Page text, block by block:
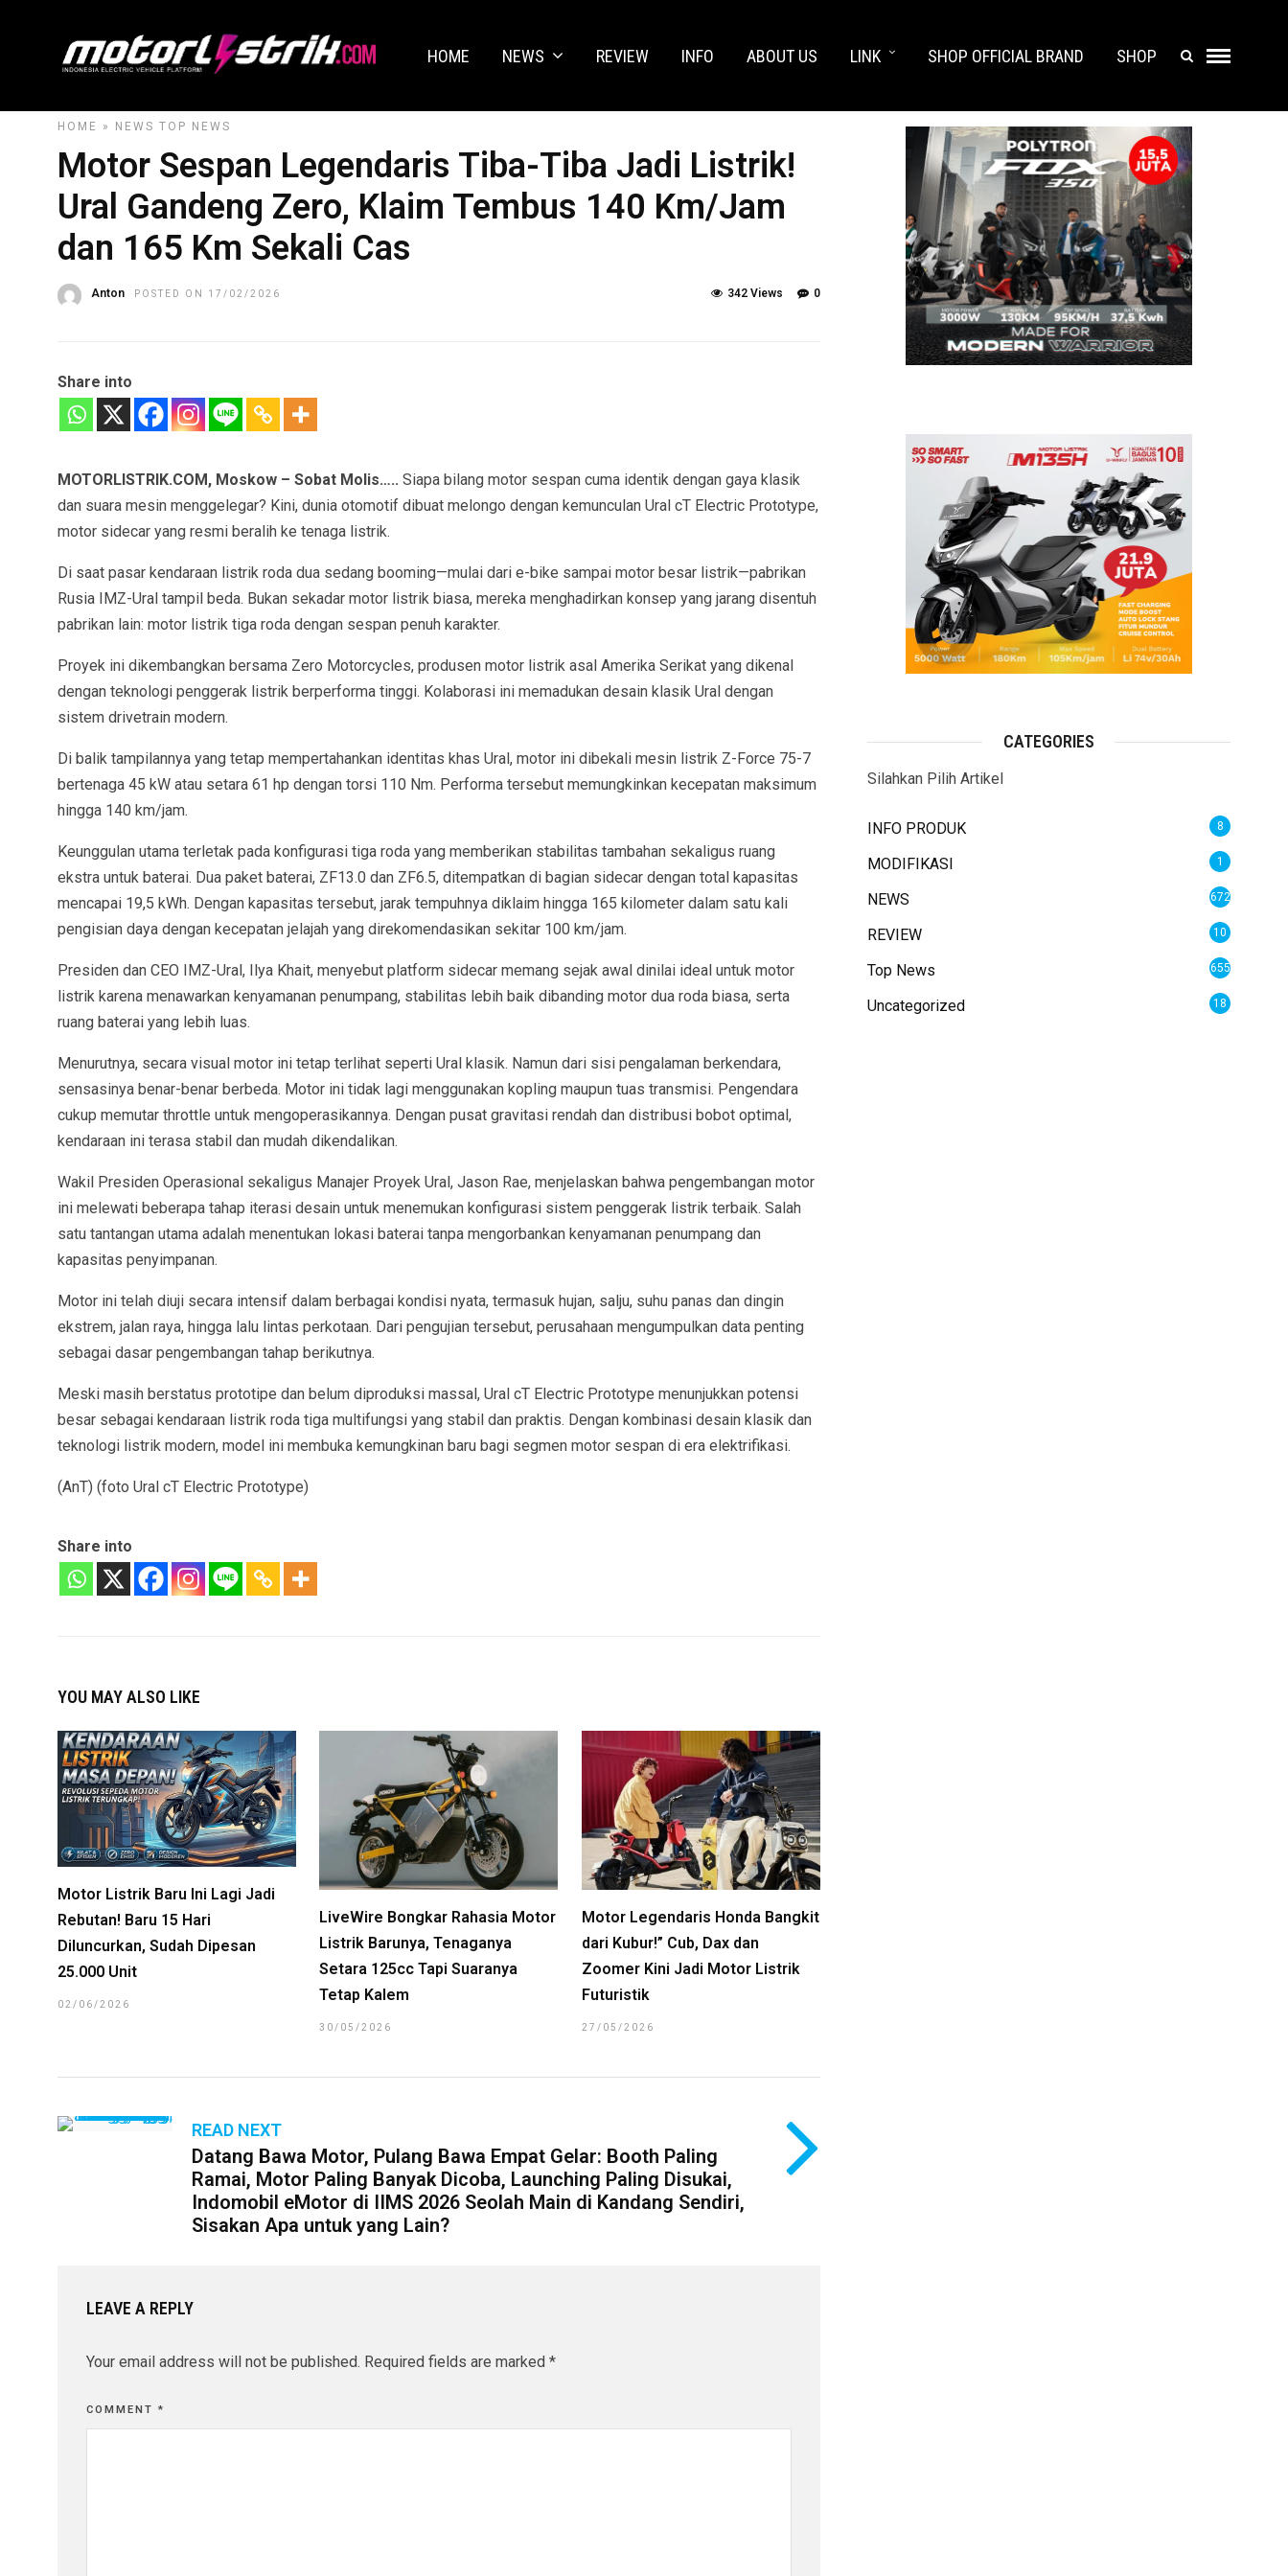
HOME NEWS REVIEW INFO ABOUT US LINK SHOP OFFICIAL BRAND SHOP
HOME » NEWS TOP NEWS
Motor Sespan Legendaris Tiba-Tiba Jadi Listrik!
Ural Gandeng Zero, Klaim Tembus 140 Km/Jam
dan 165 Km Sekali Cas
Anton POSTED ON 17/02/2026 0
342 Views
Share into
MOTORLISTRIK.COM, Moskow – Sobat Molis….. Siapa bilang motor sespan cuma identik dengan gaya klasik
dan suara mesin menggelegar? Kini, dunia otomotif dibuat melongo dengan kemunculan Ural cT Electric Prototype,
motor sidecar yang resmi beralih ke tenaga listrik.
Di saat pasar kendaraan listrik roda dua sedang booming—mulai dari e-bike sampai motor besar listrik—pabrikan
Rusia IMZ-Ural tampil beda. Bukan sekadar motor listrik biasa, mereka menghadirkan konsep yang jarang disentuh
pabrikan lain: motor listrik tiga roda dengan sespan penuh karakter.
Proyek ini dikembangkan bersama Zero Motorcycles, produsen motor listrik asal Amerika Serikat yang dikenal
dengan teknologi penggerak listrik berperforma tinggi. Kolaborasi ini memadukan desain klasik Ural dengan
sistem drivetrain modern.
Di balik tampilannya yang tetap mempertahankan identitas khas Ural, motor ini dibekali mesin listrik Z-Force 75-7
bertenaga 45 kW atau setara 61 hp dengan torsi 110 Nm. Performa tersebut memungkinkan kecepatan maksimum
hingga 140 km/jam.
Keunggulan utama terletak pada konfigurasi tiga roda yang memberikan stabilitas tambahan sekaligus ruang
ekstra untuk baterai. Dua paket baterai, ZF13.0 dan ZF6.5, ditempatkan di bagian sidecar dengan total kapasitas
mencapai 19,5 kWh. Dengan kapasitas tersebut, jarak tempuhnya diklaim hingga 165 kilometer dalam satu kali
pengisian daya dengan kecepatan jelajah yang direkomendasikan sekitar 100 km/jam.
Presiden dan CEO IMZ-Ural, Ilya Khait, menyebut platform sidecar memang sejak awal dinilai ideal untuk motor
listrik karena menawarkan kenyamanan penumpang, stabilitas lebih baik dibanding motor dua roda biasa, serta
ruang baterai yang lebih luas.
Menurutnya, secara visual motor ini tetap terlihat seperti Ural klasik. Namun dari sisi pengalaman berkendara,
sensasinya benar-benar berbeda. Motor ini tidak lagi menggunakan kopling maupun tuas transmisi. Pengendara
cukup memutar throttle untuk mengoperasikannya. Dengan pusat gravitasi rendah dan distribusi bobot optimal,
kendaraan ini terasa stabil dan mudah dikendalikan.
Wakil Presiden Operasional sekaligus Manajer Proyek Ural, Jason Rae, menjelaskan bahwa pengembangan motor
ini melewati beberapa tahap iterasi desain untuk menemukan konfigurasi sistem penggerak listrik terbaik. Salah
satu tantangan utama adalah menentukan lokasi baterai tanpa mengorbankan kenyamanan penumpang dan
kapasitas penyimpanan.
Motor ini telah diuji secara intensif dalam berbagai kondisi nyata, termasuk hujan, salju, suhu panas dan dingin
ekstrem, jalan raya, hingga lalu lintas perkotaan. Dari pengujian tersebut, perusahaan mengumpulkan data penting
sebagai dasar pengembangan tahap berikutnya.
Meski masih berstatus prototipe dan belum diproduksi massal, Ural cT Electric Prototype menunjukkan potensi
besar sebagai kendaraan listrik roda tiga multifungsi yang stabil dan praktis. Dengan kombinasi desain klasik dan
teknologi listrik modern, model ini membuka kemungkinan baru bagi segmen motor sespan di era elektrifikasi.
(AnT) (foto Ural cT Electric Prototype)
Share into
YOU MAY ALSO LIKE
Motor Listrik Baru Ini Lagi Jadi
Rebutan! Baru 15 Hari
Diluncurkan, Sudah Dipesan
25.000 Unit
02/06/2026
LiveWire Bongkar Rahasia Motor
Listrik Barunya, Tenaganya
Setara 125cc Tapi Suaranya
Tetap Kalem
30/05/2026
Motor Legendaris Honda Bangkit
dari Kubur!” Cub, Dax dan
Zoomer Kini Jadi Motor Listrik
Futuristik
27/05/2026
READ NEXT
Datang Bawa Motor, Pulang Bawa Empat Gelar: Booth Paling
Ramai, Motor Paling Banyak Dicoba, Launching Paling Disukai,
Indomobil eMotor di IIMS 2026 Seolah Main di Kandang Sendiri,
Sisakan Apa untuk yang Lain?
LEAVE A REPLY
Your email address will not be published. Required fields are marked *
COMMENT *
CATEGORIES
Silahkan Pilih Artikel
INFO PRODUK 8
MODIFIKASI 1
NEWS 672
REVIEW 10
Top News 655
Uncategorized 18